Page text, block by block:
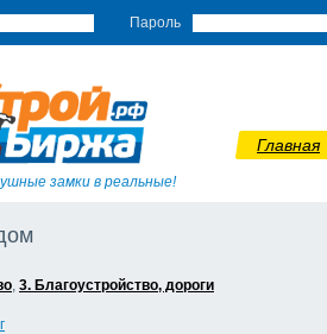
Пароль
замки в реальные!
Главная
, 3. Благоустройство, дороги